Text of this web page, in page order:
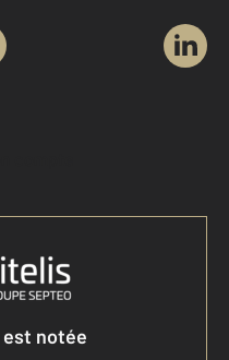
compte
notée